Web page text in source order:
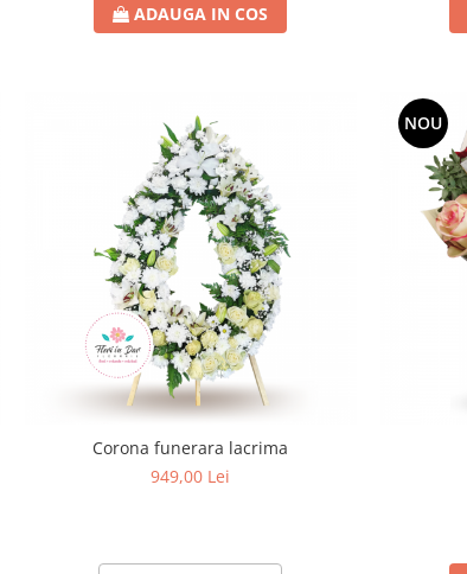
ADAUGA IN COS
Corona funerara lacrima
949,00 Lei
NOU